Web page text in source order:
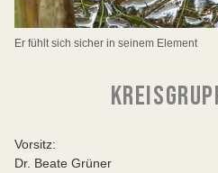
Er fühlt sich sicher in seinem Element
Vorsitz:
Dr. Beate Grüner